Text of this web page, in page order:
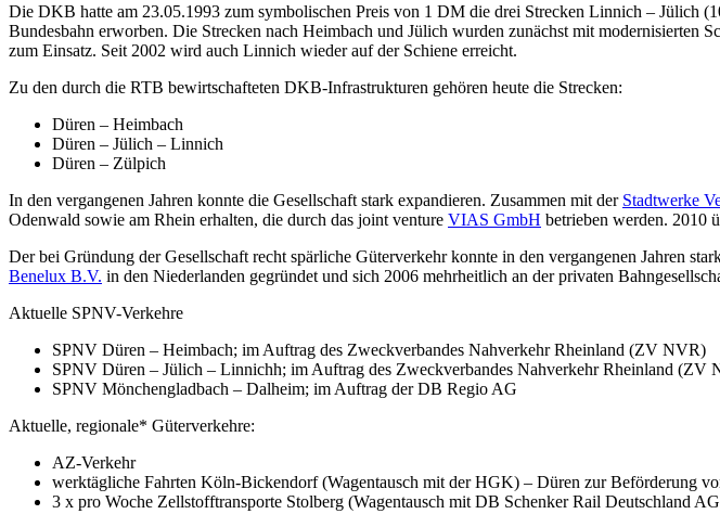
Die DKB hatte am 23.05.1993 zum symbolischen Preis von 1 DM die drei Strecken Linnich – Jülich
Bundesbahn erworben. Die Strecken nach Heimbach und Jülich wurden zunächst mit modernisierten
zum Einsatz. Seit 2002 wird auch Linnich wieder auf der Schiene erreicht.
Zu den durch die RTB bewirtschafteten DKB-Infrastrukturen gehören heute die Strecken:
Düren – Heimbach
Düren – Jülich – Linnich
Düren – Zülpich
In den vergangenen Jahren konnte die Gesellschaft stark expandieren. Zusammen mit der Stadtwerke
Odenwald sowie am Rhein erhalten, die durch das joint venture VIAS GmbH betrieben werden. 2010
Der bei Gründung der Gesellschaft recht spärliche Güterverkehr konnte in den vergangenen Jahren
Benelux B.V. in den Niederlanden gegründet und sich 2006 mehrheitlich an der privaten
Aktuelle SPNV-Verkehre
SPNV Düren – Heimbach; im Auftrag des Zweckverbandes Nahverkehr Rheinland (ZV NVR)
SPNV Düren – Jülich – Linnichh; im Auftrag des Zweckverbandes Nahverkehr Rheinland (ZV
SPNV Mönchengladbach – Dalheim; im Auftrag der DB Regio AG
Aktuelle, regionale* Güterverkehre:
AZ-Verkehr
werktägliche Fahrten Köln-Bickendorf (Wagentausch mit der HGK) – Düren zur Beförderung
3 x pro Woche Zellstofftransporte Stolberg (Wagentausch mit DB Schenker Rail Deutschland